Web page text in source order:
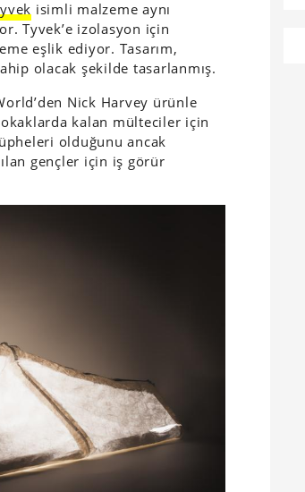
isimli malzeme aynı
Tyvek’e izolasyon için
eşlik ediyor. Tasarım,
olacak şekilde tasarlanmış.
Nick Harvey ürünle
kalan mülteciler için
olduğunu ancak
gençler için iş görür